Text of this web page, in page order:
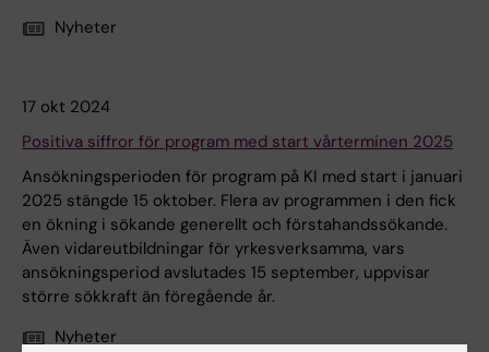
Nyheter
17 okt 2024
Positiva siffror för program med start vårterminen 2025
Ansökningsperioden för program på KI med start i januari
2025 stängde 15 oktober. Flera av programmen i den fick
en ökning i sökande generellt och förstahandssökande.
Även vidareutbildningar för yrkesverksamma, vars
ansökningsperiod avslutades 15 september, uppvisar
större sökkraft än föregående år.
Nyheter